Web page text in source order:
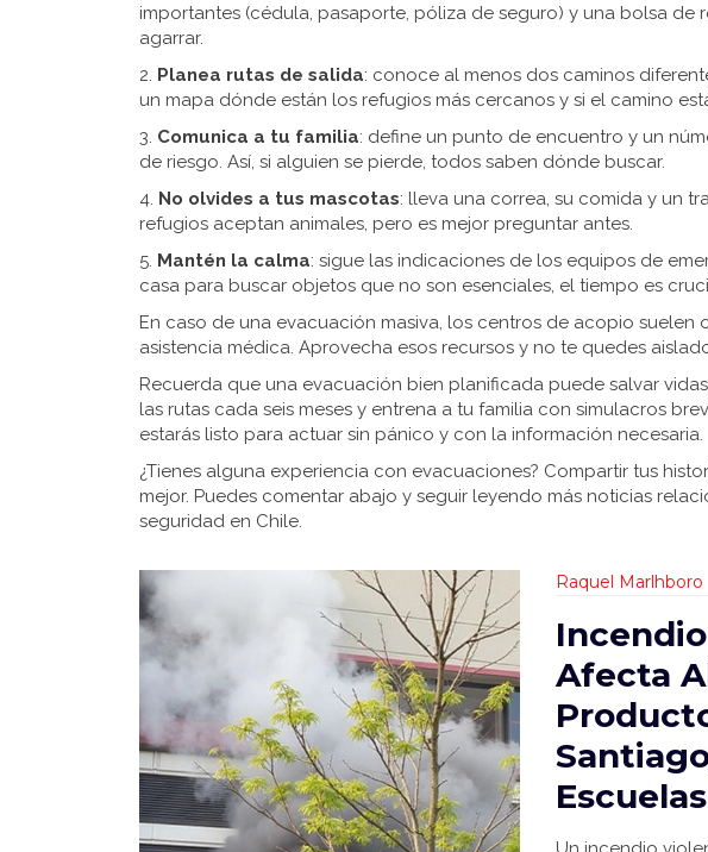
importantes (cédula, pasaporte, póliza de seguro) y una bolsa de
agarrar.
2. Planea rutas de salida: conoce al menos dos caminos
un mapa dónde están los refugios más cercanos y si el camino
3. Comunica a tu familia: define un punto de encuentro y un
de riesgo. Así, si alguien se pierde, todos saben dónde buscar.
4. No olvides a tus mascotas: lleva una correa, su comida y un
refugios aceptan animales, pero es mejor preguntar antes.
5. Mantén la calma: sigue las indicaciones de los equipos de
casa para buscar objetos que no son esenciales, el tiempo es
En caso de una evacuación masiva, los centros de acopio suelen
asistencia médica. Aprovecha esos recursos y no te quedes
Recuerda que una evacuación bien planificada puede salvar
las rutas cada seis meses y entrena a tu familia con simulacros
estarás listo para actuar sin pánico y con la información necesaria.
¿Tienes alguna experiencia con evacuaciones? Compartir tus
mejor. Puedes comentar abajo y seguir leyendo más noticias
seguridad en Chile.
Raquel Marlhboro
Afecta